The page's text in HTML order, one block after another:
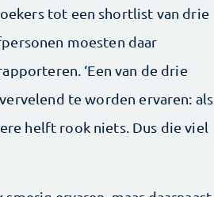
tot een shortlist van drie
moesten daar
‘Een van de drie
te worden ervaren: als
helft rook niets. Dus die viel